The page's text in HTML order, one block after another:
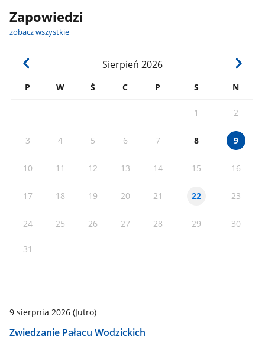
Zapowiedzi
zobacz wszystkie
Sierpień 2026
P W Ś C P S N
1 2
3 4 5 6 7 8 9
10 11 12 13 14 15 16
17 18 19 20 21 22 23
24 25 26 27 28 29 30
31
9 sierpnia 2026(Jutro)
Zwiedzanie Pałacu Wodzickich